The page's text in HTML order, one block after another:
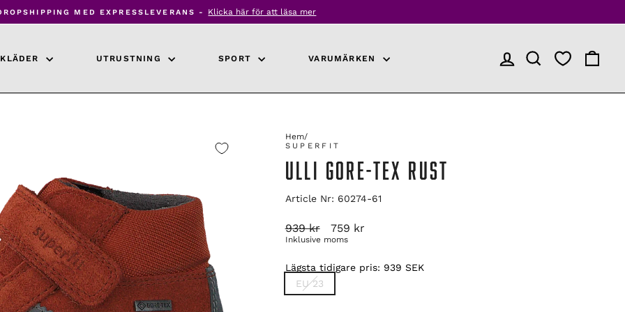
Pausa
MED EXPRESSLEVERANS - Klicka här för att läsa mer
KLÄDER UTRUSTNING SPORT VARUMÄRKEN LOGGA INPRODUKTSÖKNING
Hem/
SUPERFIT
ULLI GORE-TEX RUST
Article Nr: 60274-61
Ordinarie
pris
939 kr Reapris
759 kr
Inklusive moms
Lägsta tidigare pris: 939 SEK
TITLE
EU 23